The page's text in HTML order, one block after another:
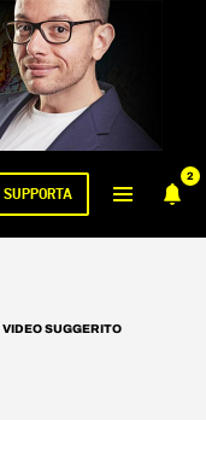
2
SUPPORTA
VIDEO SUGGERITO